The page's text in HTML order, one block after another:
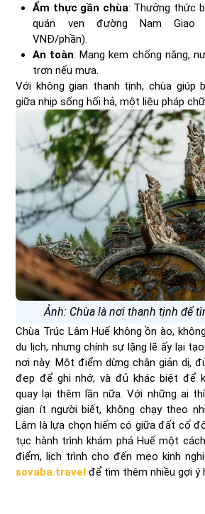
Ẩm thực gần chùa: Thưởng thức
quán ven đường Nam Giao
VNĐ/phần).
An toàn: Mang kem chống nắng,
trơn nếu mưa.
Với không gian thanh tịnh, chùa giúp
giữa nhịp sống hối hả, một liệu pháp
Ảnh: Chùa là nơi thanh tịnh để
Chùa Trúc Lâm Huế không ồn ào,
du lịch, nhưng chính sự lặng lẽ ấy lại
nơi này. Một điểm dừng chân giản dị,
đẹp để ghi nhớ, và đủ khác biệt để
quay lại thêm lần nữa. Với những ai
gian ít người biết, không chạy theo
Lâm là lựa chọn hiếm có giữa đất cố
tục hành trình khám phá Huế một
điểm, lịch trình cho đến mẹo kinh
sovaba.travel để tìm thêm nhiều gợi ý